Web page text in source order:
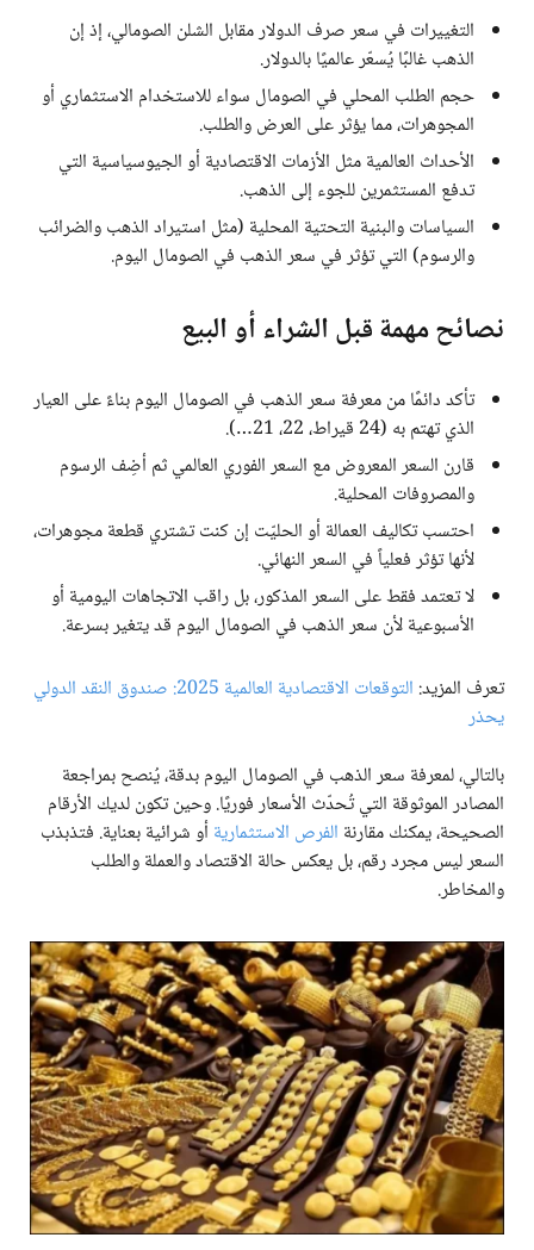
التغييرات في سعر صرف الدولار مقابل الشلن الصومالي، إذ إن
الذهب غالبًا يُسعّر عالميًا بالدولار.
حجم الطلب المحلي في الصومال سواء للاستخدام الاستثماري أو
المجوهرات، مما يؤثر على العرض والطلب.
الأحداث العالمية مثل الأزمات الاقتصادية أو الجيوسياسية التي
تدفع المستثمرين للجوء إلى الذهب.
السياسات والبنية التحتية المحلية (مثل استيراد الذهب والضرائب
والرسوم) التي تؤثر في سعر الذهب في الصومال اليوم.
نصائح مهمة قبل الشراء أو البيع
تأكد دائمًا من معرفة سعر الذهب في الصومال اليوم بناءً على العيار
الذي تهتم به (24 قيراط، 22، 21…).
قارن السعر المعروض مع السعر الفوري العالمي ثم أضِف الرسوم
والمصروفات المحلية.
احتسب تكاليف العمالة أو الحليّت إن كنت تشتري قطعة مجوهرات،
لأنها تؤثر فعلياً في السعر النهائي.
لا تعتمد فقط على السعر المذكور، بل راقب الاتجاهات اليومية أو
الأسبوعية لأن سعر الذهب في الصومال اليوم قد يتغير بسرعة.
تعرف المزيد:
التوقعات الاقتصادية العالمية 2025: صندوق النقد الدولي
يحذر
بالتالي، لمعرفة سعر الذهب في الصومال اليوم بدقة، يُنصح بمراجعة
المصادر الموثوقة التي تُحدّث الأسعار فوريًا. وحين تكون لديك الأرقام
الصحيحة، يمكنك مقارنة الفرص الاستثمارية أو شرائية بعناية. فتذبذب
السعر ليس مجرد رقم، بل يعكس حالة الاقتصاد والعملة والطلب
والمخاطر.